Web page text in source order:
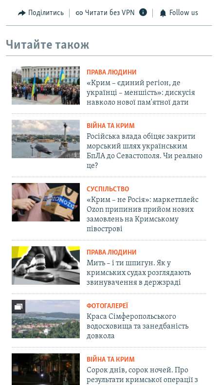
Поділитись Читати без VPN Follow us
Читайте також
ПРАВА ЛЮДИНИ
«Крим – єдиний регіон, де
українці – меншість»: дискусія
навколо нової пам'ятної дати
ВІЙНА ТА КРИМ
Російська влада обіцяє закрити
морський шлях українським
БпЛА до Севастополя. Чи реально
це?
СУСПІЛЬСТВО
«Крим – не Росія»: маркетплейс
Ozon припинив прийом нових
замовлень на Кримському
півострові
ПРАВА ЛЮДИНИ
Мить – і ти шпигун. Як у
кримських судах розглядають
звинувачення в держзраді
ФОТОГАЛЕРЕЇ
Краса Сімферопольського
водосховища та занедбаність
довкола
ВІЙНА ТА КРИМ
Сорок днів, сорок ночей. Про
результати кримської операції з